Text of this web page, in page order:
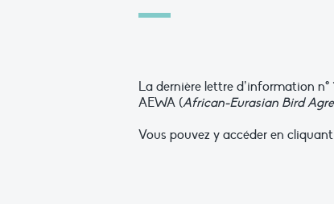
La dernière lettre d’information n°
AEWA (African-Eurasian Bird
Vous pouvez y accéder en cliquant